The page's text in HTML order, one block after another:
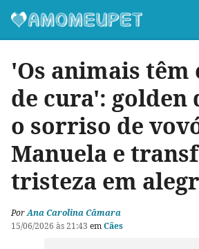
'Os animais têm
de cura': golden
o sorriso de
Manuela e
tristeza em
PorAna Carolina Câmara
15/06/2026 às 21:43 emCães